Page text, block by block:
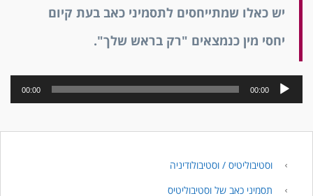
יש כאלו שמתייחסים לתסמיני כאב בעת קיום
יחסי מין כנמצאים "רק בראש שלך".
אודיו
00:00
00:00
וסטיבוליטיס / וסטיבולודיניה
תסמיני כאב של וסטיבוליטיס